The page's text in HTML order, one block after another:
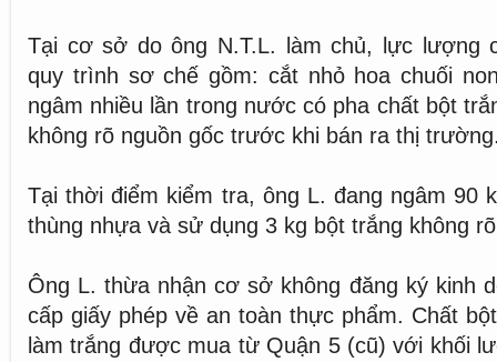
Tại cơ sở do ông N.T.L. làm chủ, lực lượng
quy trình sơ chế gồm: cắt nhỏ hoa chuối
ngâm nhiều lần trong nước có pha chất bột
không rõ nguồn gốc trước khi bán ra thị
Tại thời điểm kiểm tra, ông L. đang ngâm 90
thùng nhựa và sử dụng 3 kg bột trắng không
Ông L. thừa nhận cơ sở không đăng ký kinh
cấp giấy phép về an toàn thực phẩm. Chất
làm trắng được mua từ Quận 5 (cũ) với khối